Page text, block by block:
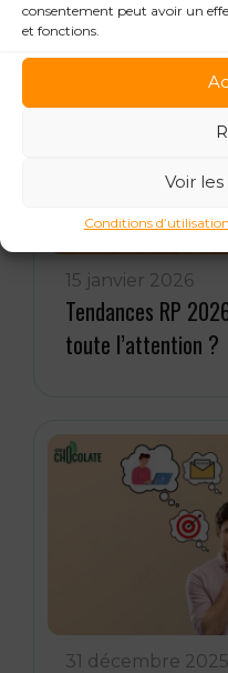
consentement peut avoir un
et fonctions.
Voir
Conditions
15 janvier 2026
Tendances RP
toute l’attention ?
31 décembre 2025